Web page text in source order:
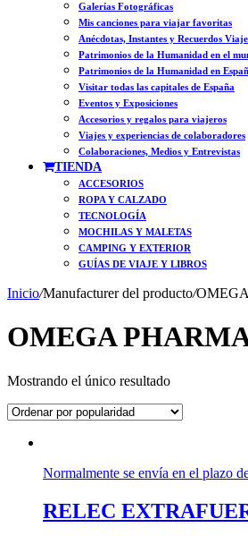
Galerías Fotográficas
Mis canciones para viajar favoritas
Anécdotas, Instantes y Recuerdos
Patrimonios de la Humanidad en el
Patrimonios de la Humanidad en
Visitar todas las capitales de España
Eventos y Exposiciones
Accesorios y regalos para viajeros
Viajes y experiencias de colaboradores
Colaboraciones, Medios y Entrevistas
TIENDA
ACCESORIOS
ROPA Y CALZADO
TECNOLOGÍA
MOCHILAS Y MALETAS
CAMPING Y EXTERIOR
GUÍAS DE VIAJE Y LIBROS
Inicio/Manufacturer del producto/
OMEGA
Mostrando el único resultado
Normalmente se envía en el plazo
RELEC